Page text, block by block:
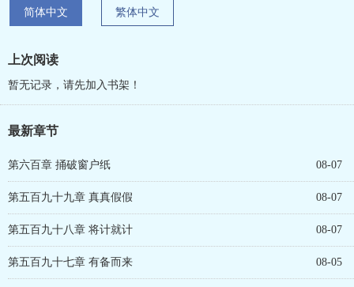
简体中文 繁体中文
上次阅读
暂无记录，请先加入书架！
最新章节
第六百章 捅破窗户纸 08-07
第五百九十九章 真真假假 08-07
第五百九十八章 将计就计 08-07
第五百九十七章 有备而来 08-05